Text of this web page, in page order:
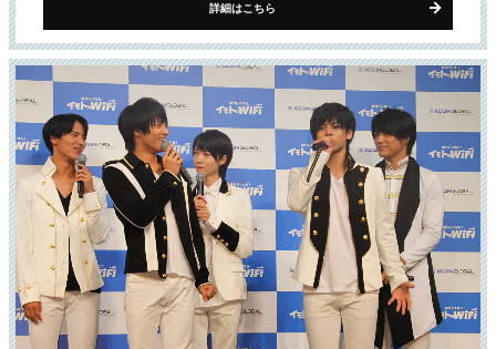
詳細はこちら